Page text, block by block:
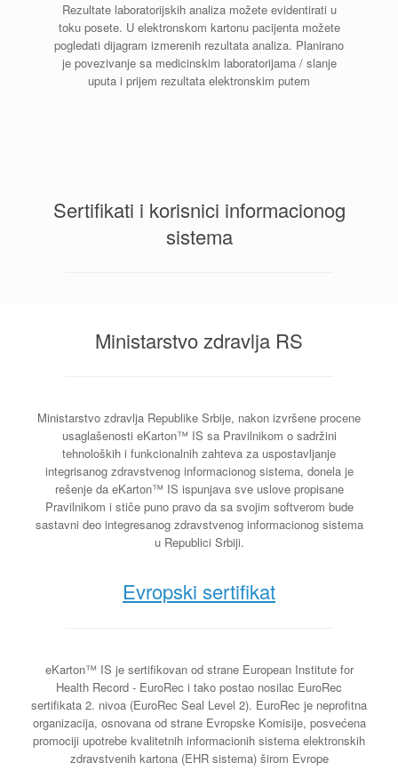
Rezultate laboratorijskih analiza možete evidentirati u
toku posete. U elektronskom kartonu pacijenta možete
pogledati dijagram izmerenih rezultata analiza. Planirano
je povezivanje sa medicinskim laboratorijama / slanje
uputa i prijem rezultata elektronskim putem
Sertifikati i korisnici informacionog
sistema
Ministarstvo zdravlja RS
Ministarstvo zdravlja Republike Srbije, nakon izvršene procene
usaglašenosti eKarton™ IS sa Pravilnikom o sadržini
tehnoloških i funkcionalnih zahteva za uspostavljanje
integrisanog zdravstvenog informacionog sistema, donela je
rešenje da eKarton™ IS ispunjava sve uslove propisane
Pravilnikom i stiče puno pravo da sa svojim softverom bude
sastavni deo integresanog zdravstvenog informacionog sistema
u Republici Srbiji.
Evropski sertifikat
eKarton™ IS je sertifikovan od strane European Institute for
Health Record - EuroRec i tako postao nosilac EuroRec
sertifikata 2. nivoa (EuroRec Seal Level 2). EuroRec je neprofitna
organizacija, osnovana od strane Evropske Komisije, posvećena
promociji upotrebe kvalitetnih informacionih sistema elektronskih
zdravstvenih kartona (EHR sistema) širom Evrope